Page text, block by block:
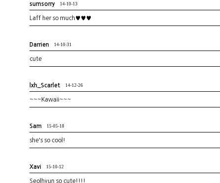
sumsorry 14-10-13
Laff her so much♥♥♥
Darrien 14-10-31
cute
lxh_Scarlet 14-12-26
~~~Kawaii~~~
Sam 15-05-18
she's so cool!
Xavi 15-10-12
Seolhyun so cute!!!!